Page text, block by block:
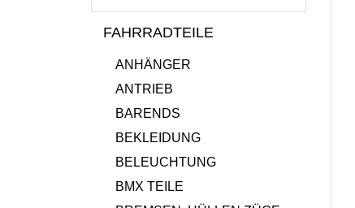
FAHRRADTEILE
ANHÄNGER
ANTRIEB
BARENDS
BEKLEIDUNG
BELEUCHTUNG
BMX TEILE